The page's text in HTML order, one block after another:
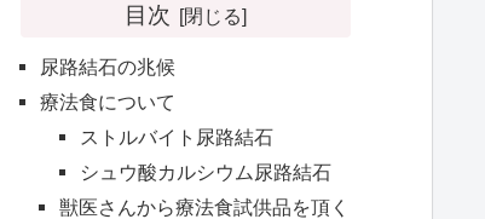
目次
尿路結石の兆候
療法食について
ストルバイト尿路結石
シュウ酸カルシウム尿路結石
獣医さんから療法食試供品を頂く